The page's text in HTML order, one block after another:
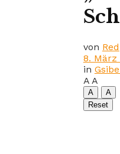
von Red
8. März
in
A A
A
A
Reset